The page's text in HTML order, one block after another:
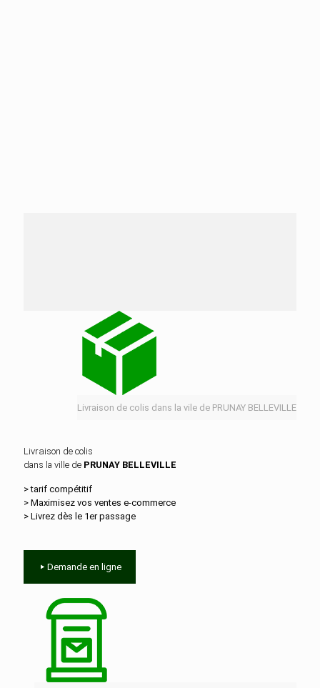
Livraison de colis dans la vile de PRUNAY BELLEVILLE
Livraison de colis
dans la ville de PRUNAY BELLEVILLE
> tarif compétitif
> Maximisez vos ventes e‑commerce
> Livrez dès le 1er passage
Demande en ligne